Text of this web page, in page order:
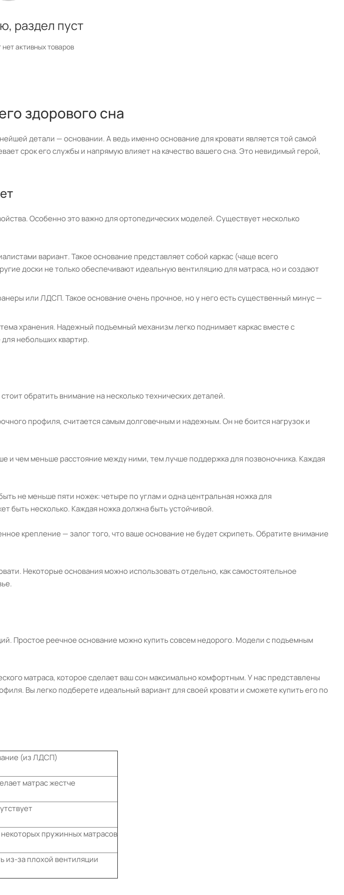
раздел пуст
активных товаров
здорового сна
детали — основании. А ведь именно основание для кровати является той самой
срок его службы и напрямую влияет на качество вашего сна. Это невидимый герой,
Особенно это важно для ортопедических моделей. Существует несколько
вариант. Такое основание представляет собой каркас (чаще всего
доски не только обеспечивают идеальную вентиляцию для матраса, но и создают
или ЛДСП. Такое основание очень прочное, но у него есть существенный минус —
хранения. Надежный подъемный механизм легко поднимает каркас вместе с
небольших квартир.
обратить внимание на несколько технических деталей.
профиля, считается самым долговечным и надежным. Он не боится нагрузок и
чем меньше расстояние между ними, тем лучше поддержка для позвоночника. Каждая
не меньше пяти ножек: четыре по углам и одна центральная ножка для
быть несколько. Каждая ножка должна быть устойчивой.
крепление — залог того, что ваше основание не будет скрипеть. Обратите внимание
Некоторые основания можно использовать отдельно, как самостоятельное
Простое реечное основание можно купить совсем недорого. Модели с подъемным
матраса, которое сделает ваш сон максимально комфортным. У нас представлены
Вы легко подберете идеальный вариант для своей кровати и сможете купить его по
(из ЛДСП)
матрас жестче
пружинных матрасов
из-за плохой вентиляции